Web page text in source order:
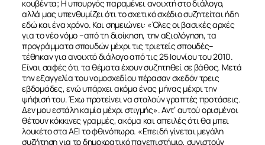
κουβέντα; Η υπουργός παραμένει ανοιχτή στο διάλογο,
αλλά μας υπενθυμίζει ότι το σχετικό σχέδιο συζητείται ήδη
εδώ και ένα χρόνο. Και σημειώνει: «Όλες οι βασικές αρχές
για το νέο νόμο –από τη διοίκηση, την αξιολόγηση, τα
προγράμματα σπουδών μέχρι τις τριετείς σπουδές–
τέθηκαν για ανοιχτό διάλογο από τις 25 Ιουνίου του 2010.
Είναι σαφές ότι τα θέματα έχουν συζητηθεί σε βάθος. Μετά
την εξαγγελία του νομοσχεδίου πέρασαν σχεδόν τρεις
εβδομάδες, ενώ υπάρχει ακόμα ένας μήνας μέχρι την
ψήφισή του. Έχω προτείνει να σταλούν γραπτές προτάσεις.
Δεν μου εστάλη καμία μέχρι στιγμής». Αντ’ αυτού ορισμένοι
θέτουν κόκκινες γραμμές, ακόμα και απειλές ότι θα μπει
λουκέτο στα ΑΕΙ το φθινόπωρο. «Επειδή γίνεται μεγάλη
συζήτηση για το δημοκρατικό πανεπιστήμιο, συνιστούν